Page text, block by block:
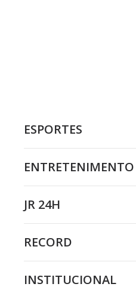
ESPORTES
ENTRETENIMENTO
JR 24H
RECORD
INSTITUCIONAL